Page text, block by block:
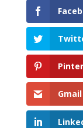
Gmail